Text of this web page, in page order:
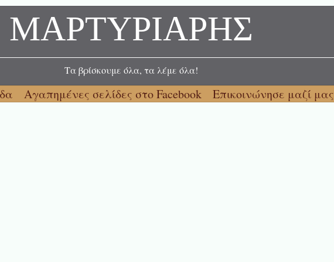
ΜΑΡΤΥΡΙΑΡΗΣ
Τα βρίσκουμε όλα, τα λέμε όλα!
Αγαπημένες σελίδες στο Facebook Επικοινώνησε μαζί μας